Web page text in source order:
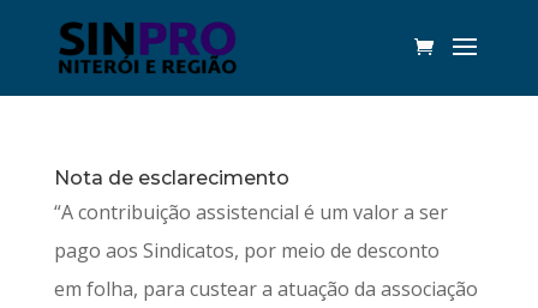
Nota de esclarecimento
“A contribuição assistencial é um valor a ser
pago aos Sindicatos, por meio de desconto
em folha, para custear a atuação da associação